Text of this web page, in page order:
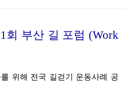
회 부산 길 포럼 (Work
위해 전국 길걷기 운동사례 공